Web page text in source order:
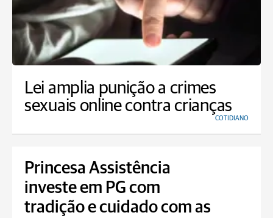
Lei amplia punição a crimes
sexuais online contra crianças
COTIDIANO
Princesa Assistência
investe em PG com
tradição e cuidado com as